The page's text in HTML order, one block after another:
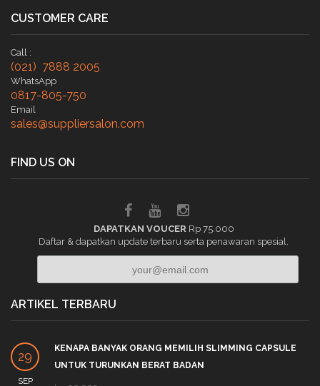
CUSTOMER CARE
Call :
(021) 7888 2005
WhatsApp
0817-805-750
Email
sales@suppliersalon.com
FIND US ON
DAPATKAN VOUCER Rp 75.000
Daftar & dapatkan update terbaru serta penawaran spesial.
ARTIKEL TERBARU
29
SEP
KENAPA BANYAK ORANG MEMILIH SLIMMING CAPSULE
UNTUK TURUNKAN BERAT BADAN